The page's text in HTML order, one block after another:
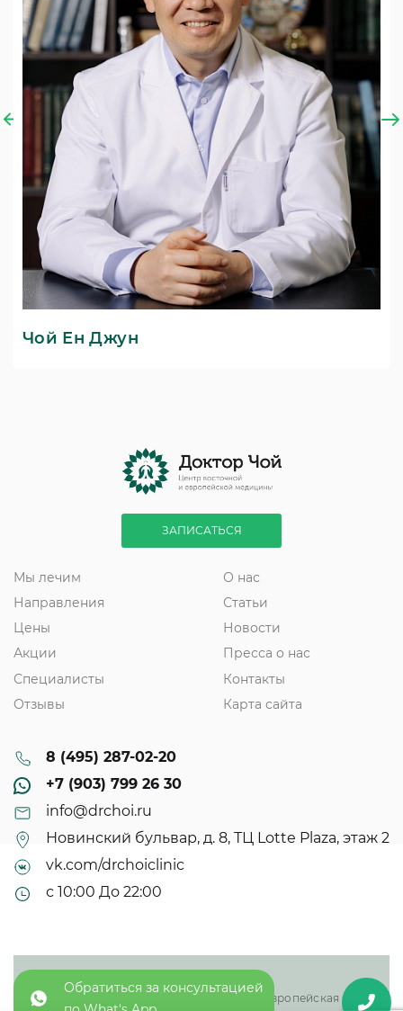
Чой Ен Джун
ЗАПИСАТЬСЯ
Мы лечим
Направления
Цены
Акции
Специалисты
Отзывы
О нас
Статьи
Новости
Пресса о нас
Контакты
Карта сайта
8 (495) 287-02-20
+7 (903) 799 26 30
info@drchoi.ru
Новинский бульвар, д. 8, ТЦ Lotte Plaza, этаж 2
vk.com/drchoiclinic
с 10:00 До 22:00
© 2013 - 2025
ООО «Доктор Чой плюс» - восточная и европейская
Обратиться за консультацией